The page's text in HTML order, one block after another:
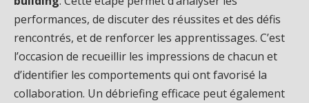
performances, de discuter des réussites et des défis
rencontrés, et de renforcer les apprentissages. C’est
l’occasion de recueillir les impressions de chacun et
d’identifier les comportements qui ont favorisé la
collaboration. Un débriefing efficace peut également